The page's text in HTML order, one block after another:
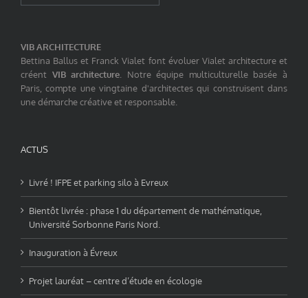
VIB ARCHITECTURE
Bettina Ballus et Franck Vialet font évoluer Vialet architecture et
créent VIB architecture . Notre équipe multiculturelle basée à
Paris, compte une vingtaine d'architectes qui construisent dans
une démarche créative et responsable.
ACTUS
Livré ! IFPE et parking silo à Evreux
Bientôt livrée : phase 1 du département de mathématique,
Université Sorbonne Paris Nord.
Inauguration à Évreux
Projet lauréat – centre d’étude en écologie